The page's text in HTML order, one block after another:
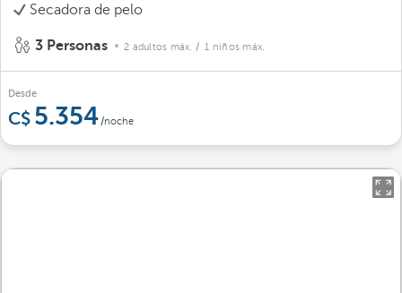
Secadora de pelo
3 Personas 2 adultos máx. / 1 niños máx.
Desde
5.354/noche